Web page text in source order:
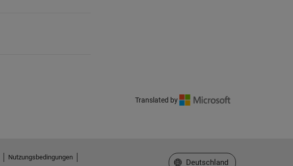
Translated by
Nutzungsbedingungen
Website auswählen
Deutschland